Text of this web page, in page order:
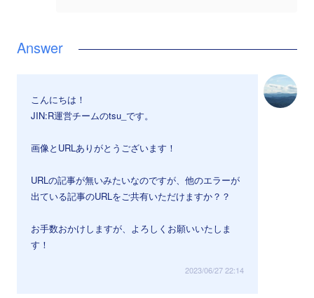
こんにちは！
JIN:R運営チームのtsu_です。
画像とURLありがとうございます！
URLの記事が無いみたいなのですが、他のエラーが
出ている記事のURLをご共有いただけますか？？
お手数おかけしますが、よろしくお願いいたしま
す！
2023/06/27 22:14